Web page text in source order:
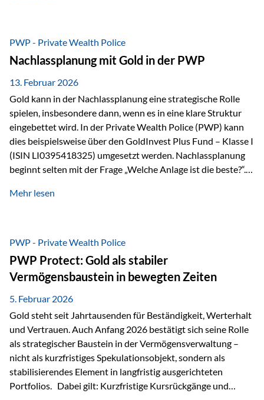
Liechtenstein eine Rolle spielen: außerhalb der EU, ohne
Euro, mit einem eigenständigen Rechts- und Finanzplatz.
Und genau an dieser Stelle setzt der 3-Zellenschutz an –…
PWP - Private Wealth Police
Nachlassplanung mit Gold in der PWP
13. Februar 2026
Gold kann in der Nachlassplanung eine strategische Rolle
spielen, insbesondere dann, wenn es in eine klare Struktur
eingebettet wird. In der Private Wealth Police (PWP) kann
dies beispielsweise über den GoldInvest Plus Fund – Klasse I
(ISIN LI0395418325) umgesetzt werden. Nachlassplanung
beginnt selten mit der Frage „Welche Anlage ist die beste?“.
was bekommen – wann – und in welcher Struktur?Und vor
bei größeren Vermögen ist das entscheidend.
Mehr lesen
PWP - Private Wealth Police
PWP Protect: Gold als stabiler
Vermögensbaustein in bewegten Zeiten
5. Februar 2026
Gold steht seit Jahrtausenden für Beständigkeit, Werterhalt
und Vertrauen. Auch Anfang 2026 bestätigt sich seine Rolle
als strategischer Baustein in der Vermögensverwaltung –
nicht als kurzfristiges Spekulationsobjekt, sondern als
stabilisierendes Element in langfristig ausgerichteten
Portfolios. Dabei gilt: Kurzfristige Kursrückgänge und